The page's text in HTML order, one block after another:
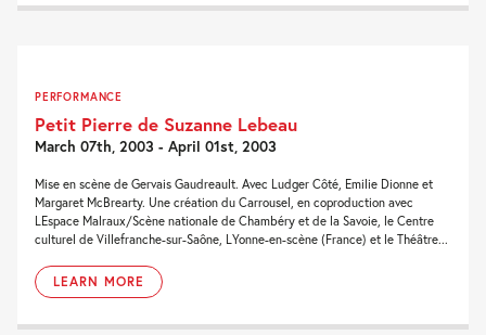
PERFORMANCE
Petit Pierre de Suzanne Lebeau
March 07th, 2003 - April 01st, 2003
Mise en scène de Gervais Gaudreault. Avec Ludger Côté, Emilie Dionne et
Margaret McBrearty. Une création du Carrousel, en coproduction avec
LEspace Malraux/Scène nationale de Chambéry et de la Savoie, le Centre
culturel de Villefranche-sur-Saône, LYonne-en-scène (France) et le Théâtre...
LEARN MORE